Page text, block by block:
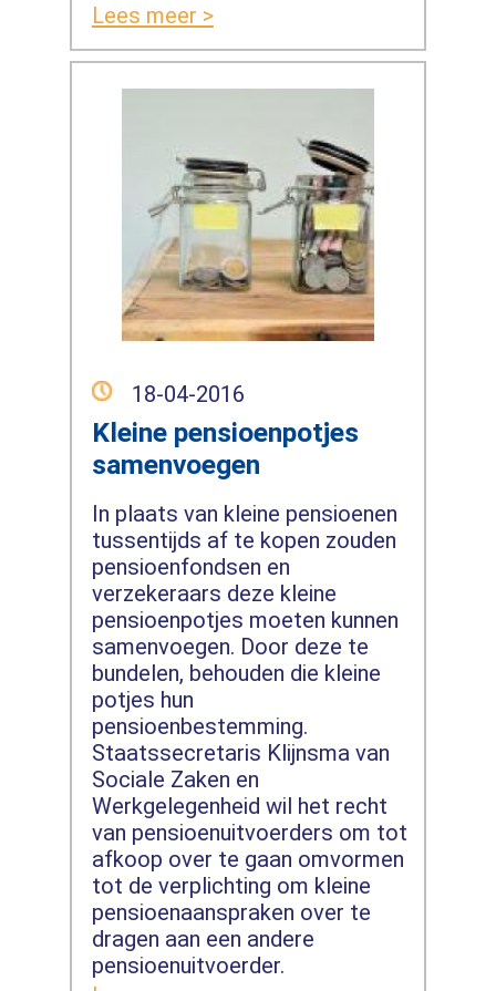
Lees meer >
18-04-2016
Kleine pensioenpotjes
samenvoegen
In plaats van kleine pensioenen
tussentijds af te kopen zouden
pensioenfondsen en
verzekeraars deze kleine
pensioenpotjes moeten kunnen
samenvoegen. Door deze te
bundelen, behouden die kleine
potjes hun
pensioenbestemming.
Staatssecretaris Klijnsma van
Sociale Zaken en
Werkgelegenheid wil het recht
van pensioenuitvoerders om tot
afkoop over te gaan omvormen
tot de verplichting om kleine
pensioenaanspraken over te
dragen aan een andere
pensioenuitvoerder.